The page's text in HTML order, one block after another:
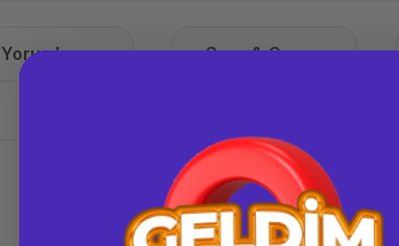
Yorumlar Soru & Cevap